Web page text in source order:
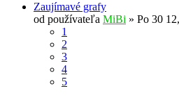
Zaujímavé grafy
od používateľa MiBi » Po 30
1
2
3
4
5